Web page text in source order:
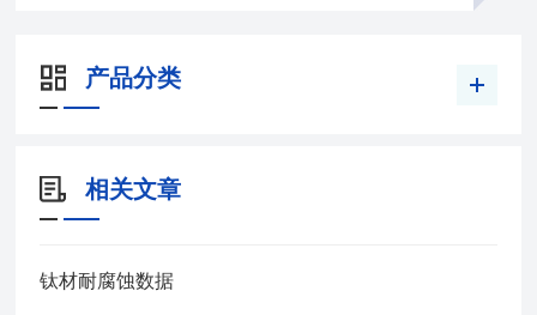
产品分类
相关文章
钛材耐腐蚀数据